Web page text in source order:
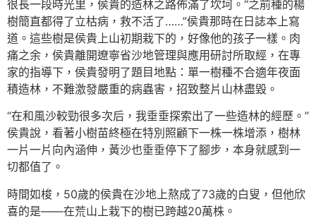
很長一段時光里，侯貴的造林之路佈滿了坎坷。“之前種的楊
樹簡直都得了立枯病，救不活了……”侯貴那時在日誌本上寫
道。這些樹是侯貴上山初期栽下的，好像他的孩子一樣。肉
痛之余，侯貴離開遼寧省沙地管理與應用研討所取經，在專
家的指導下，侯貴發明了題目地點：單一樹種不合適年夜面
積造林，不難激發嚴重的病蟲害，招致整片山林盡毀。
“在和風沙較勁很多次后，我垂垂探索出了一些造林的經歷。”
侯貴說，看著小樹苗終極在特別照顧下一株一株增添，樹林
一片一片向內涵伸，黃沙也垂垂停下了腳步，本身就感到一
切都值了。
時間如梭，50歲的侯貴在沙地上熬成了73歲的白叟，但他欣
喜的是——在荒山上栽下的樹已跨越20萬株。